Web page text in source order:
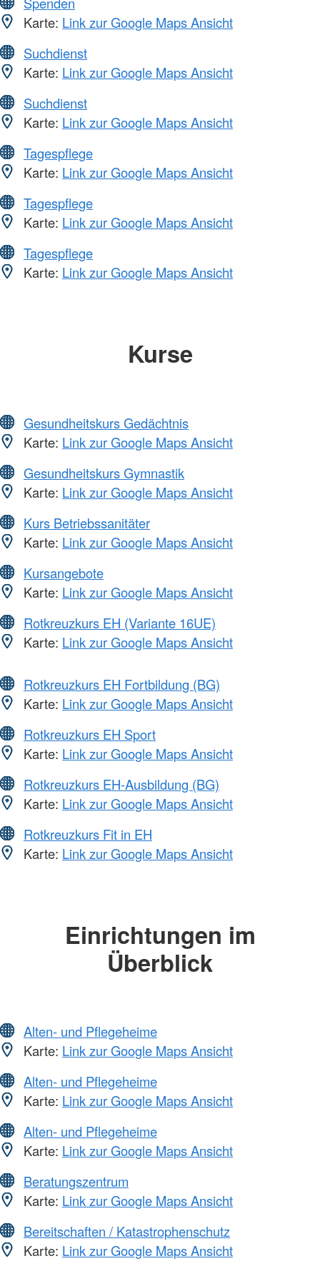
Karte: Link zur Google Maps Ansicht
Suchdienst
Karte: Link zur Google Maps Ansicht
Suchdienst
Karte: Link zur Google Maps Ansicht
Tagespflege
Karte: Link zur Google Maps Ansicht
Tagespflege
Karte: Link zur Google Maps Ansicht
Tagespflege
Karte: Link zur Google Maps Ansicht
Kurse
Gesundheitskurs Gedächtnis
Karte: Link zur Google Maps Ansicht
Gesundheitskurs Gymnastik
Karte: Link zur Google Maps Ansicht
Kurs Betriebssanitäter
Karte: Link zur Google Maps Ansicht
Kursangebote
Karte: Link zur Google Maps Ansicht
Rotkreuzkurs EH (Variante 16UE)
Karte: Link zur Google Maps Ansicht
Rotkreuzkurs EH Fortbildung (BG)
Karte: Link zur Google Maps Ansicht
Rotkreuzkurs EH Sport
Karte: Link zur Google Maps Ansicht
Rotkreuzkurs EH-Ausbildung (BG)
Karte: Link zur Google Maps Ansicht
Rotkreuzkurs Fit in EH
Karte: Link zur Google Maps Ansicht
Einrichtungen im
Überblick
Alten- und Pflegeheime
Karte: Link zur Google Maps Ansicht
Alten- und Pflegeheime
Karte: Link zur Google Maps Ansicht
Alten- und Pflegeheime
Karte: Link zur Google Maps Ansicht
Beratungszentrum
Karte: Link zur Google Maps Ansicht
Bereitschaften / Katastrophenschutz
Karte: Link zur Google Maps Ansicht